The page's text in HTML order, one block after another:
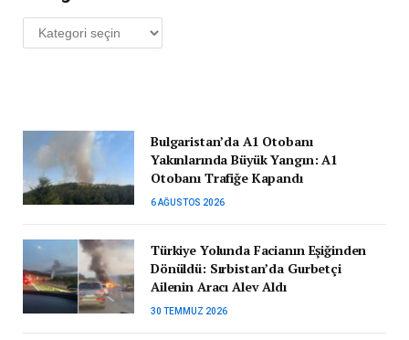
Kategoriler
Bulgaristan’da A1 Otobanı
Yakınlarında Büyük Yangın: A1
Otobanı Trafiğe Kapandı
6 AĞUSTOS 2026
Türkiye Yolunda Facianın Eşiğinden
Dönüldü: Sırbistan’da Gurbetçi
Ailenin Aracı Alev Aldı
30 TEMMUZ 2026